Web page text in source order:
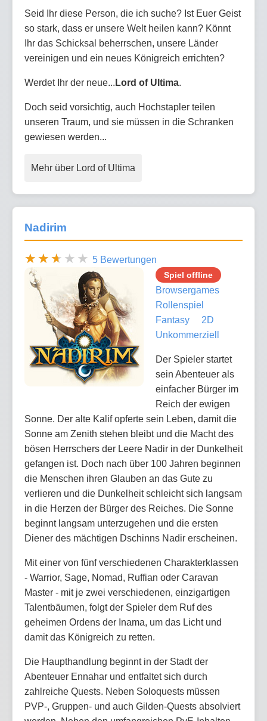
Seid Ihr diese Person, die ich suche? Ist Euer Geist
so stark, dass er unsere Welt heilen kann? Könnt
Ihr das Schicksal beherrschen, unsere Länder
vereinigen und ein neues Königreich errichten?
Werdet Ihr der neue... Lord of Ultima.
Doch seid vorsichtig, auch Hochstapler teilen
unseren Traum, und sie müssen in die Schranken
gewiesen werden...
Mehr über Lord of Ultima
Nadirim
5 Bewertungen
Spiel offline
Browsergames
Rollenspiel
Fantasy
2D
Unkommerziell
Der Spieler startet
sein Abenteuer als
einfacher Bürger im
Reich der ewigen
Sonne. Der alte Kalif opferte sein Leben, damit die
Sonne am Zenith stehen bleibt und die Macht des
bösen Herrschers der Leere Nadir in der Dunkelheit
gefangen ist. Doch nach über 100 Jahren beginnen
die Menschen ihren Glauben an das Gute zu
verlieren und die Dunkelheit schleicht sich langsam
in die Herzen der Bürger des Reiches. Die Sonne
beginnt langsam unterzugehen und die ersten
Diener des mächtigen Dschinns Nadir erscheinen.
Mit einer von fünf verschiedenen Charakterklassen
- Warrior, Sage, Nomad, Ruffian oder Caravan
Master - mit je zwei verschiedenen, einzigartigen
Talentbäumen, folgt der Spieler dem Ruf des
geheimen Ordens der Inama, um das Licht und
damit das Königreich zu retten.
Die Haupthandlung beginnt in der Stadt der
Abenteuer Ennahar und entfaltet sich durch
zahlreiche Quests. Neben Soloquests müssen
PVP-, Gruppen- und auch Gilden-Quests absolviert